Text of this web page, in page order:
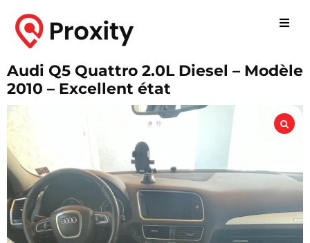
Audi Q5 Quattro 2.0L Diesel – Modèle
2010 – Excellent état